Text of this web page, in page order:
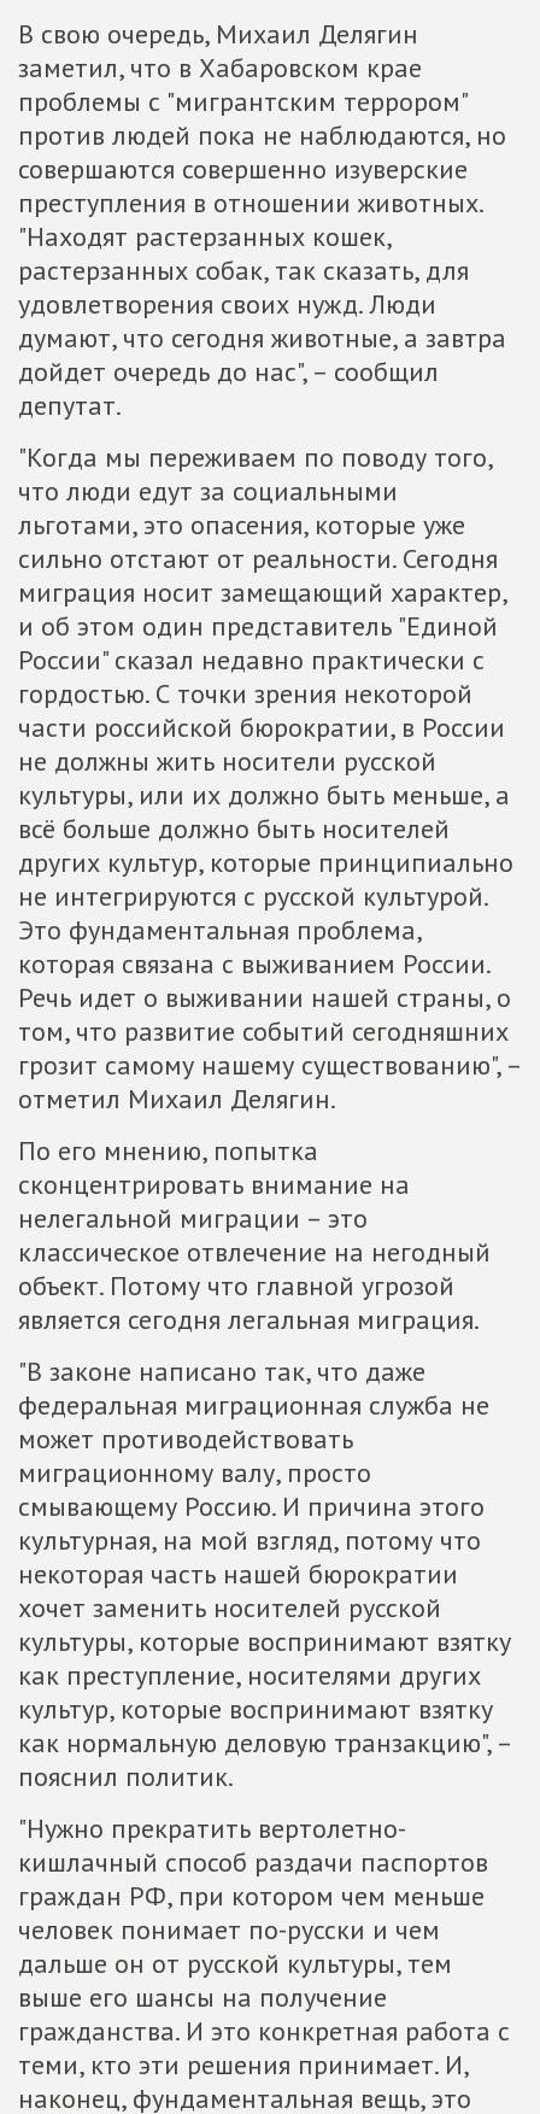
В свою очередь, Михаил Делягин
заметил, что в Хабаровском крае
проблемы с "мигрантским террором"
против людей пока не наблюдаются, но
совершаются совершенно изуверские
преступления в отношении животных.
"Находят растерзанных кошек,
растерзанных собак, так сказать, для
удовлетворения своих нужд. Люди
думают, что сегодня животные, а завтра
дойдет очередь до нас", – сообщил
депутат.
"Когда мы переживаем по поводу того,
что люди едут за социальными
льготами, это опасения, которые уже
сильно отстают от реальности. Сегодня
миграция носит замещающий характер,
и об этом один представитель "Единой
России" сказал недавно практически с
гордостью. С точки зрения некоторой
части российской бюрократии, в России
не должны жить носители русской
культуры, или их должно быть меньше, а
всё больше должно быть носителей
других культур, которые принципиально
не интегрируются с русской культурой.
Это фундаментальная проблема,
которая связана с выживанием России.
Речь идет о выживании нашей страны, о
том, что развитие событий сегодняшних
грозит самому нашему существованию", –
отметил Михаил Делягин.
По его мнению, попытка
сконцентрировать внимание на
нелегальной миграции – это
классическое отвлечение на негодный
объект. Потому что главной угрозой
является сегодня легальная миграция.
"В законе написано так, что даже
федеральная миграционная служба не
может противодействовать
миграционному валу, просто
смывающему Россию. И причина этого
культурная, на мой взгляд, потому что
некоторая часть нашей бюрократии
хочет заменить носителей русской
культуры, которые воспринимают взятку
как преступление, носителями других
культур, которые воспринимают взятку
как нормальную деловую транзакцию", –
пояснил политик.
"Нужно прекратить вертолетно-
кишлачный способ раздачи паспортов
граждан РФ, при котором чем меньше
человек понимает по-русски и чем
дальше он от русской культуры, тем
выше его шансы на получение
гражданства. И это конкретная работа с
теми, кто эти решения принимает. И,
наконец, фундаментальная вещь, это